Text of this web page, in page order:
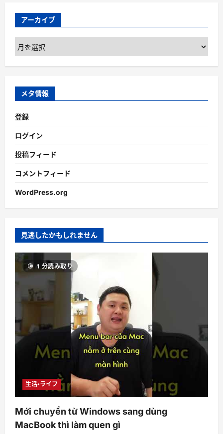
アーカイブ
ア
ー
カ
ブ
メタ情報
登録
ログイン
投稿フィード
コメントフィード
WordPress.org
見逃したかもしれません
1 分読み取り
生活・ライフ
Mới chuyển từ Windows sang dùng
MacBook thì làm quen gì